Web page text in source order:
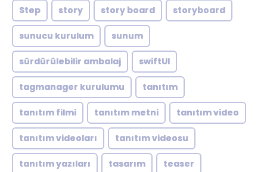
Step story story board storyboard
sunucu kurulum sunum
sürdürülebilir ambalaj swiftUI
tagmanager kurulumu tanıtım
tanıtım filmi tanıtım metni tanıtım video
tanıtım videoları tanıtım videosu
tanıtım yazıları tasarım teaser